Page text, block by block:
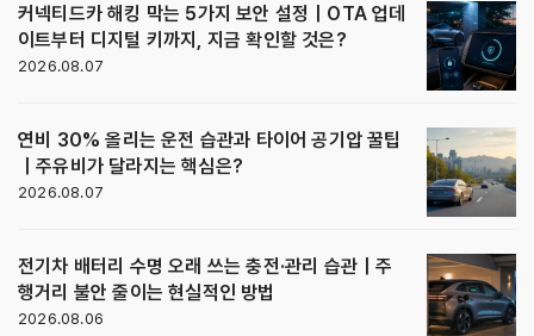
커넥티드카 해킹 막는 5가지 보안 설정｜OTA 업데
이트부터 디지털 키까지, 지금 확인할 것은?
2026.08.07
연비 30% 올리는 운전 습관과 타이어 공기압 꿀팁
｜주유비가 달라지는 핵심은?
2026.08.07
전기차 배터리 수명 오래 쓰는 충전·관리 습관｜주
행거리 불안 줄이는 현실적인 방법
2026.08.06